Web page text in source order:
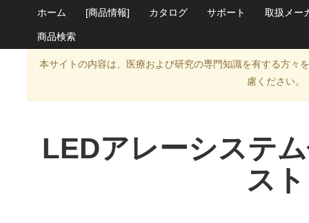
ホーム [商品情報] カタログ サポート 取扱メー
商品検索
本サイトの内容は、医療および研究の専門知識を有する方々
慮ください。
LEDアレーシステ
スト